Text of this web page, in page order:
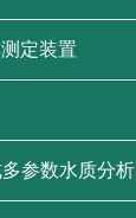
定装置
参数水质分析